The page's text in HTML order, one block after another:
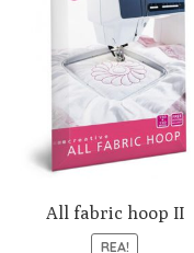
All fabric hoop II
REA!